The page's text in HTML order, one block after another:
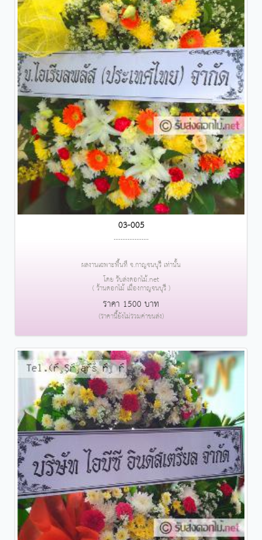
03-005
....................
ผลงานเฉพาะพื้นที่ จ.กาญจนบุรี เท่านั้น
โดย รับส่งดอกไม้.net
( ร้านดอกไม้ เมืองกาญจนบุรี )
ราคา 1500 บาท
(ราคานี้ยังไม่รวมค่าขนส่ง)